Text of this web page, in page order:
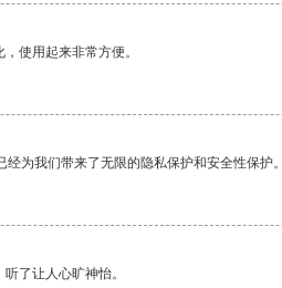
使用起来非常方便。
经为我们带来了无限的隐私保护和安全性保护
了让人心旷神怡。